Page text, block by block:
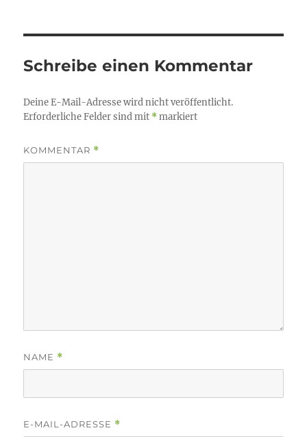
Schreibe einen Kommentar
Deine E-Mail-Adresse wird nicht veröffentlicht.
Erforderliche Felder sind mit *markiert
KOMMENTAR *
NAME *
E-MAIL-ADRESSE *